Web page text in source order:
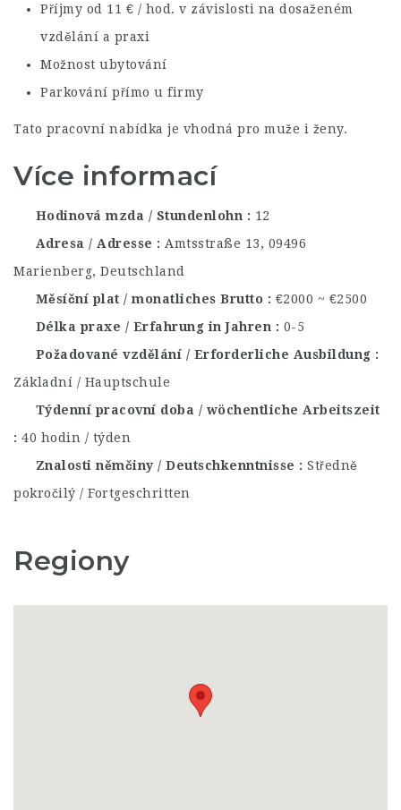
Příjmy od 11 € / hod. v závislosti na dosaženém
vzdělání a praxi
Možnost ubytování
Parkování přímo u firmy
Tato pracovní nabídka je vhodná pro muže i ženy.
Více informací
Hodinová mzda / Stundenlohn
12
Adresa / Adresse
Amtsstraße 13, 09496
Marienberg, Deutschland
Měsíční plat / monatliches Brutto
€2000 ~ €2500
Délka praxe / Erfahrung in Jahren
0-5
Požadované vzdělání / Erforderliche Ausbildung
Základní / Hauptschule
Týdenní pracovní doba / wöchentliche Arbeitszeit
40 hodin / týden
Znalosti němčiny / Deutschkenntnisse
Středně
pokročilý / Fortgeschritten
Regiony